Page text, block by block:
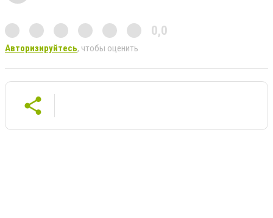
0,0
Авторизируйтесь, чтобы оценить